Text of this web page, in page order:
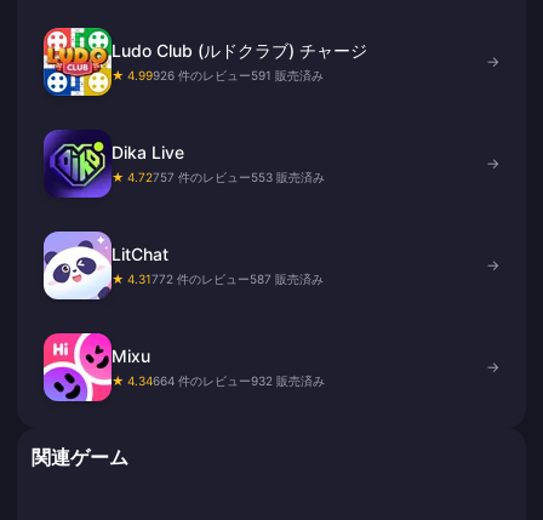
Ludo Club (ルドクラブ) チャージ
★ 4.99926 件のレビュー591 販売済み
→
Dika Live
★ 4.72757 件のレビュー553 販売済み
→
LitChat
★ 4.31772 件のレビュー587 販売済み
→
Mixu
★ 4.34664 件のレビュー932 販売済み
→
関連ゲーム